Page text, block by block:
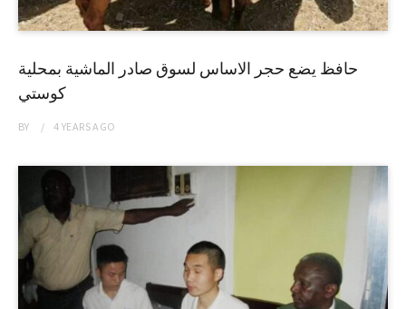
حافظ يضع حجر الاساس لسوق صادر الماشية بمحلية
كوستي
BY 4 YEARSAGO